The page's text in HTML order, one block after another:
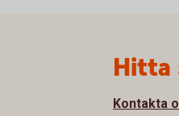
Hitta
Kontakta